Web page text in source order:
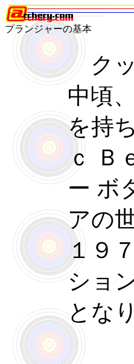
プランジャーの基本
クッ
中頃
を持
ｃ Ｂ
ー ボ
アの
１９
ショ
とな